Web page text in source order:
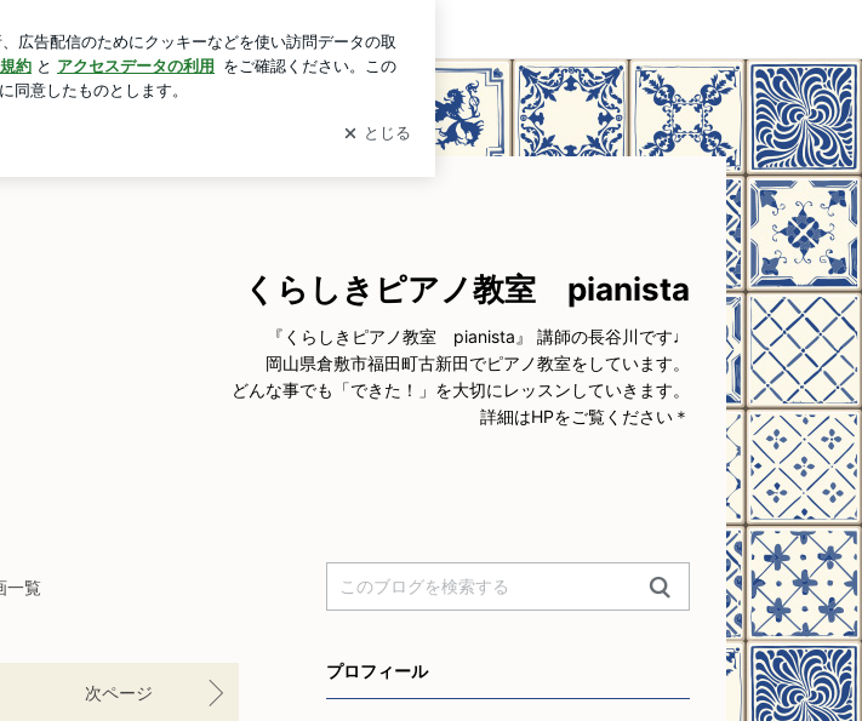
ログイン
くらしきピアノ教室 pianista
『くらしきピアノ教室 pianista』 講師の長谷川です♩
岡山県倉敷市福田町古新田でピアノ教室をしています。
どんな事でも「できた！」を大切にレッスンしていきます。
詳細はHPをご覧ください＊
一覧
次ページ
プロフィール